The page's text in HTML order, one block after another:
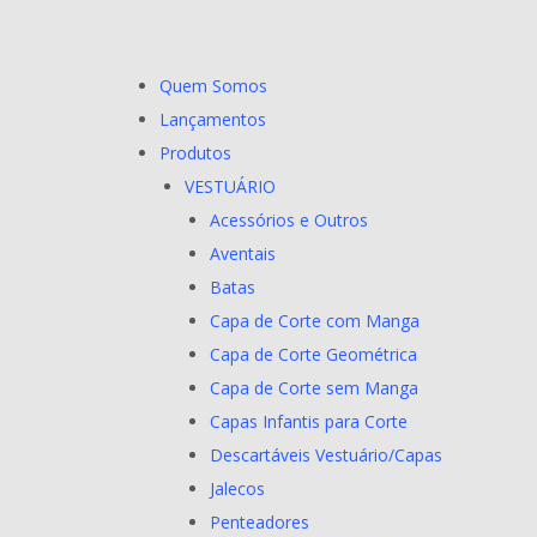
Quem Somos
Lançamentos
Produtos
VESTUÁRIO
Acessórios e Outros
Aventais
Batas
Capa de Corte com Manga
Capa de Corte Geométrica
Capa de Corte sem Manga
Capas Infantis para Corte
Descartáveis Vestuário/Capas
Jalecos
Penteadores